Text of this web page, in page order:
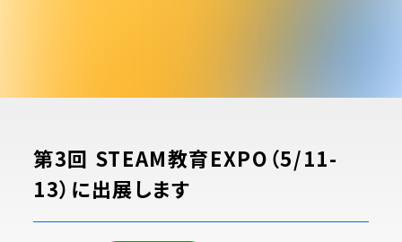
第3回 STEAM教育EXPO（5/11-
13）に出展します